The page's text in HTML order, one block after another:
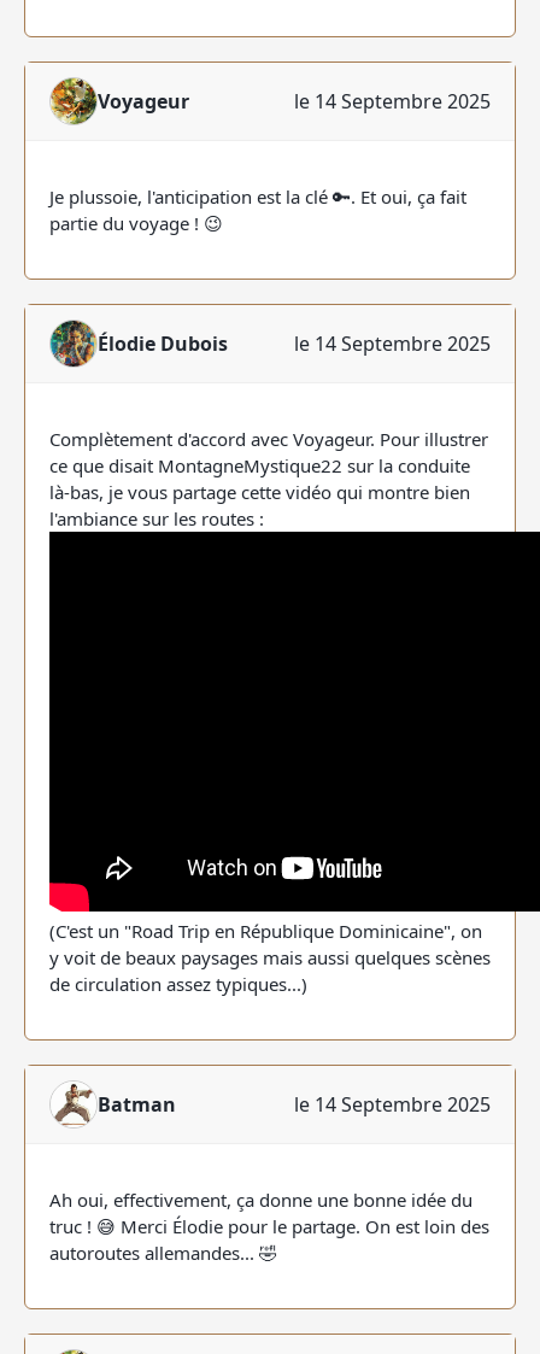
Voyageur le 14 Septembre 2025
Je plussoie, l'anticipation est la clé 🔑. Et oui, ça fait
partie du voyage ! 😉
Élodie Dubois le 14 Septembre 2025
Complètement d'accord avec Voyageur. Pour illustrer
ce que disait MontagneMystique22 sur la conduite
là-bas, je vous partage cette vidéo qui montre bien
l'ambiance sur les routes :
(C'est un "Road Trip en République Dominicaine", on
y voit de beaux paysages mais aussi quelques scènes
de circulation assez typiques...)
Batman le 14 Septembre 2025
Ah oui, effectivement, ça donne une bonne idée du
truc ! 😅 Merci Élodie pour le partage. On est loin des
autoroutes allemandes... 🤣